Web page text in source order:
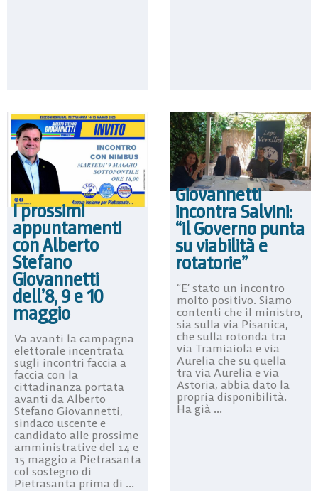
I prossimi
appuntamenti
con Alberto
Stefano
Giovannetti
dell’8, 9 e 10
maggio
Va avanti la campagna
elettorale incentrata
sugli incontri faccia a
faccia con la
cittadinanza portata
avanti da Alberto
Stefano Giovannetti,
sindaco uscente e
candidato alle prossime
amministrative del 14 e
15 maggio a Pietrasanta
col sostegno di
Pietrasanta prima di ...
Giovannetti
incontra Salvini:
“il Governo punta
su viabilità e
rotatorie”
“E’ stato un incontro
molto positivo. Siamo
contenti che il ministro,
sia sulla via Pisanica,
che sulla rotonda tra
via Tramiaiola e via
Aurelia che su quella
tra via Aurelia e via
Astoria, abbia dato la
propria disponibilità.
Ha già ...